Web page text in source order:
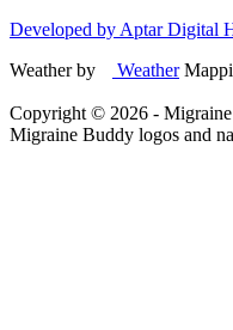
Developed by Aptar Digital
Weather by
Weather
Copyright © 2026 -
Migraine Buddy logos and